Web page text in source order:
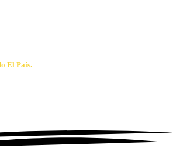
El País.